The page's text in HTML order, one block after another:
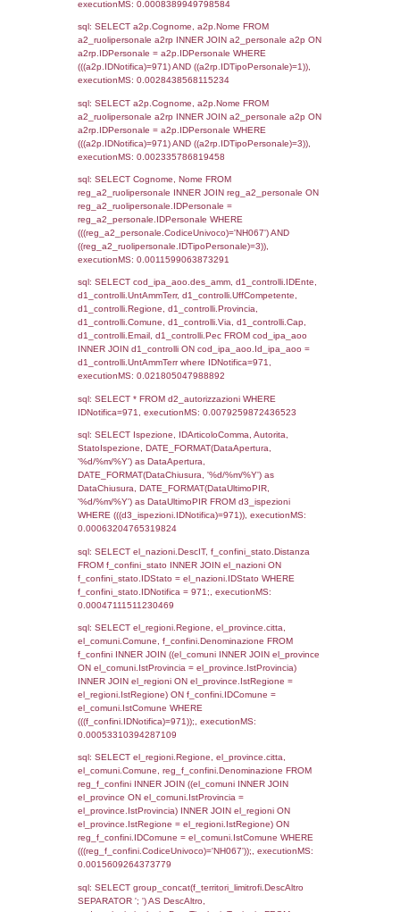
sql: SELECT `userlevelid`, `userlevelname`
`userlevels`, executionMS:
sql: SELECT COUNT(*) FROM
WHERE `userlevelid` = -2, executionMS:
0.00022506713867188
sql: SELECT `tablename`, `userlevelid`,
`userlevelpermissions` WHERE `userlevelid`
executionMS: 0.00099706649780273
sql: SELECT a1.RagioneSociale,
localita, el_prov.citta AS provincia,
DATE(n.DataInvioNotifica) as
n.FileNotificaZip, n.DataFileNotificaZip
LEFT JOIN infostabilimento i ON
n.CodiceUnivoco LEFT JOIN
a1.CodiceUnivoco = n.CodiceUnivoco LEFT
el_comuni AS el_com ON a1.ComuneStab =
el_com.IstComune LEFT JOIN el_province
a1.ProvinciaStab = el_prov.IstProvincia
sql: SELECT a1_stabilimento.*,
ComuneST, el_province.citta as
el_regioni.Regione as RegioneST,
as ComuneSL, el_province_1.citta as
(((((a1_stabilimento LEFT JOIN el_comuni
a1_stabilimento.ComuneStab =
LEFT JOIN el_province ON
= el_province.IstProvincia) LEFT JOIN
a1_stabilimento.RegioneStab =
LEFT JOIN el_comuni AS el_comuni_1 ON
a1_stabilimento.IstComuneSL =
LEFT JOIN el_province AS el_province_1
a1_stabilimento.IstProvinciaSL =
el_regioni_1 ON
el_regioni_1.IstRegione where
executionMS: 0.0008389949798584
sql: SELECT a2p.Cognome, a2p.Nome
a2_ruolipersonale a2rp INNER JOIN
a2rp.IDPersonale = a2p.IDPersonale
(((a2p.IDNotifica)=971) AND